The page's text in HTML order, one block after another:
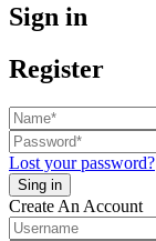
Sign in
Register
Lost your password?
Create An Account